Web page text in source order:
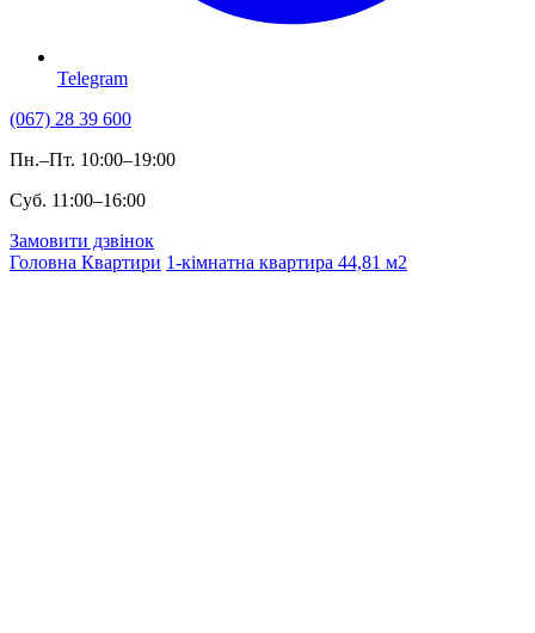
Telegram
(067) 28 39 600
Пн.–Пт. 10:00–19:00
Суб. 11:00–16:00
Замовити дзвінок
Головна Квартири 1-кімнатна квартира 44,81 м2